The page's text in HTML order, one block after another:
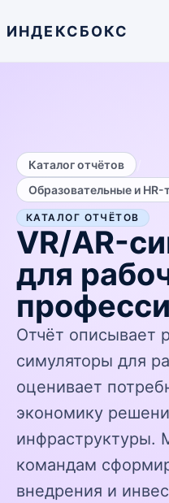
ИНДЕКСБОКС
Каталог отчётов
Образовательные и HR-
КАТАЛОГ ОТЧЁТОВ
VR/AR-
для
Отчёт описывает
симуляторы для
оценивает
экономику
инфраструктуры.
командам
внедрения и